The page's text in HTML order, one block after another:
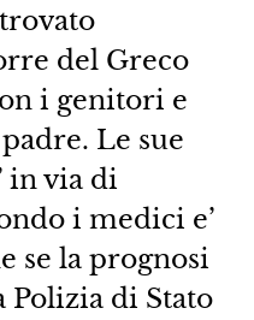
del Greco
i genitori e
Le sue
in via di
i medici e’
se la prognosi
Polizia di Stato